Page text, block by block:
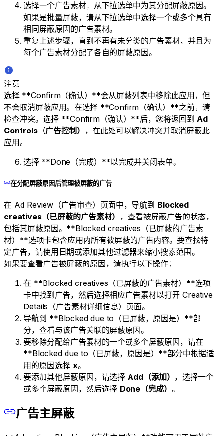
选择一个广告素材，从下拉选单中为其分配屏蔽原因。
如果是批量屏蔽，请从下拉选单中选择一个或多个具有
相同屏蔽原因的广告素材。
重复上述步骤，直到不再有未分类的广告素材，并且为
每个广告素材分配了各自的屏蔽原因。
注意
选择 **Confirm（确认）**会从屏蔽列表中移除此应用，但
不会取消屏蔽应用。在选择 **Confirm（确认）**之前，请
检查冲突。选择 **Confirm（确认）**后，您将返回到 Ad
Controls（广告控制） ，在此处可以解决冲突并取消屏蔽此
应用。
选择 **Done（完成）**以完成并关闭表单。
在分配屏蔽原因后管理被屏蔽的广告
在 Ad Review（广告审查）页面中，导航到 Blocked
creatives（已屏蔽的广告素材） ，查看被屏蔽广告的状态，
包括其屏蔽原因。**Blocked creatives（已屏蔽的广告素
材）**选项卡包含应用内所有被屏蔽的广告内容。要查找特
定广告，请使用日期或添加其他过滤器来缩小搜索范围。
如果要查看广告被屏蔽的原因，请执行以下操作：
在 **Blocked creatives（已屏蔽的广告素材）**选项
卡中找到广告，然后选择相应广告素材以打开 Creative
Details（广告素材详细信息）页面。
导航到 **Blocked due to（已屏蔽，原因是）**部
分，查看与该广告关联的屏蔽原因。
要移除分配给广告素材的一个或多个屏蔽原因，请在
**Blocked due to（已屏蔽，原因是）**部分中根据适
用的原因选择 x。
要添加其他屏蔽原因，请选择 Add（添加） ，选择一个
或多个屏蔽原因，然后选择 Done（完成） 。
广告主屏蔽